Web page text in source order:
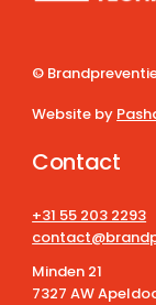
©
Website by
Contact
+31 55 203 2293
Minden 21
7327 AW